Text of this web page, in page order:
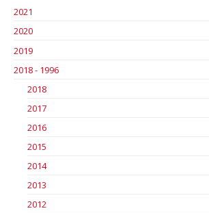
2021
2020
2019
2018 - 1996
2018
2017
2016
2015
2014
2013
2012